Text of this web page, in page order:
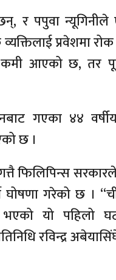
र पपुवा न्यूगिनीले
प्रवेशमा
आएको छ, तर
गएका ४४
छ ।
फिलिपिन्स
गरेको छ ।
यो पहिलो
रविन्द्र